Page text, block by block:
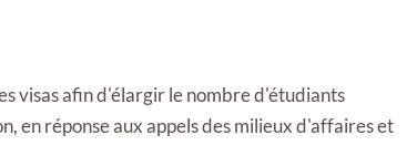
visas afin d'élargir le nombre d'étudiants
en réponse aux appels des milieux d'affaires et